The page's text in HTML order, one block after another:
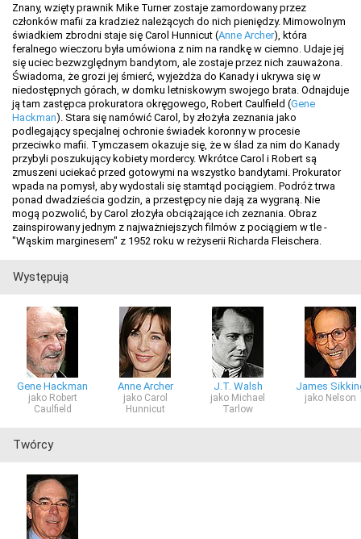
Znany, wzięty prawnik Mike Turner zostaje zamordowany przez
członków mafii za kradzież należących do nich pieniędzy. Mimowolnym
świadkiem zbrodni staje się Carol Hunnicut (Anne Archer), która
feralnego wieczoru była umówiona z nim na randkę w ciemno. Udaje jej
się uciec bezwzględnym bandytom, ale zostaje przez nich zauważona.
Świadoma, że grozi jej śmierć, wyjeżdża do Kanady i ukrywa się w
niedostępnych górach, w domku letniskowym swojego brata. Odnajduje
ją tam zastępca prokuratora okręgowego, Robert Caulfield (Gene
Hackman). Stara się namówić Carol, by złożyła zeznania jako
podlegający specjalnej ochronie świadek koronny w procesie
przeciwko mafii. Tymczasem okazuje się, że w ślad za nim do Kanady
przybyli poszukujący kobiety mordercy. Wkrótce Carol i Robert są
zmuszeni uciekać przed gotowymi na wszystko bandytami. Prokurator
wpada na pomysł, aby wydostali się stamtąd pociągiem. Podróż trwa
ponad dwadzieścia godzin, a przestępcy nie dają za wygraną. Nie
mogą pozwolić, by Carol złożyła obciążające ich zeznania. Obraz
zainspirowany jednym z najważniejszych filmów z pociągiem w tle -
"Wąskim marginesem" z 1952 roku w reżyserii Richarda Fleischera.
Występują
Gene Hackman
jako Robert
Caulfield
Anne Archer
jako Carol
Hunnicut
J.T. Walsh
jako Michael
Tarlow
James
jako Nelson
Twórcy